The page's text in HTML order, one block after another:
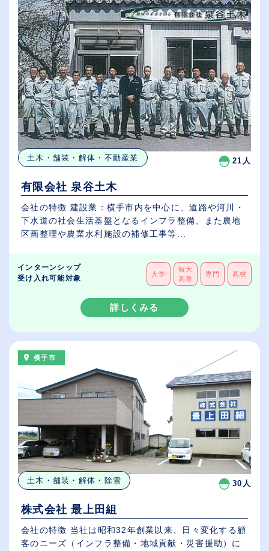
休日数が多い順
土木・舗装・解体・不動産業 21人
有限会社 泉谷土木
会社の特徴 建設業：横手市内を中心に、道路や河川・
下水道の社会生活基盤となるインフラ整備、また農地
区画整理や農業水利施設の補修工事等...
インターンシップ
受け入れ可能対象
大学
短大
高専
専門 高校
詳しくみる
横手市
土木・舗装・解体・除雪 30人
株式会社 最上田組
会社の特徴 当社は昭和32年創業以来、日々変化する顧
客のニーズ（インフラ整備・地域貢献・災害援助）に